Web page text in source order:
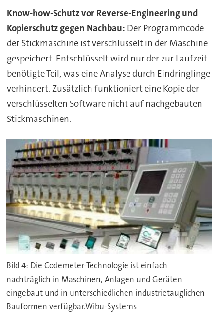
Know-how-Schutz vor Reverse-Engineering und
Kopierschutz gegen Nachbau: Der Programmcode
der Stickmaschine ist verschlüsselt in der Maschine
gespeichert. Entschlüsselt wird nur der zur Laufzeit
benötigte Teil, was eine Analyse durch Eindringlinge
verhindert. Zusätzlich funktioniert eine Kopie der
verschlüsselten Software nicht auf nachgebauten
Stickmaschinen.
Bild 4: Die Codemeter-Technologie ist einfach
nachträglich in Maschinen, Anlagen und Geräten
eingebaut und in unterschiedlichen industrietauglichen
Bauformen verfügbar.Wibu-Systems